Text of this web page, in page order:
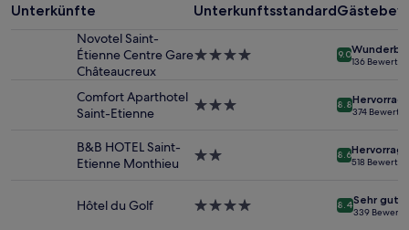
mit
2 Erwachsenen
gefunden
Verfügbarkeiten
Unterkünfte Unterkunftsstandard
Novotel Saint-
Étienne Centre Gare
Châteaucreux
4.0-
9.0
136
Comfort Aparthotel
Saint-Etienne
3.0-
8.8
374
B&B HOTEL Saint-
Etienne Monthieu
2.0-
8.6
518
Hôtel du Golf
4.0-
8.4Sehr gut
339